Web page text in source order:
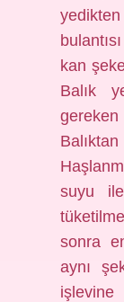
kan
Balık
suyu
sonra
aynı